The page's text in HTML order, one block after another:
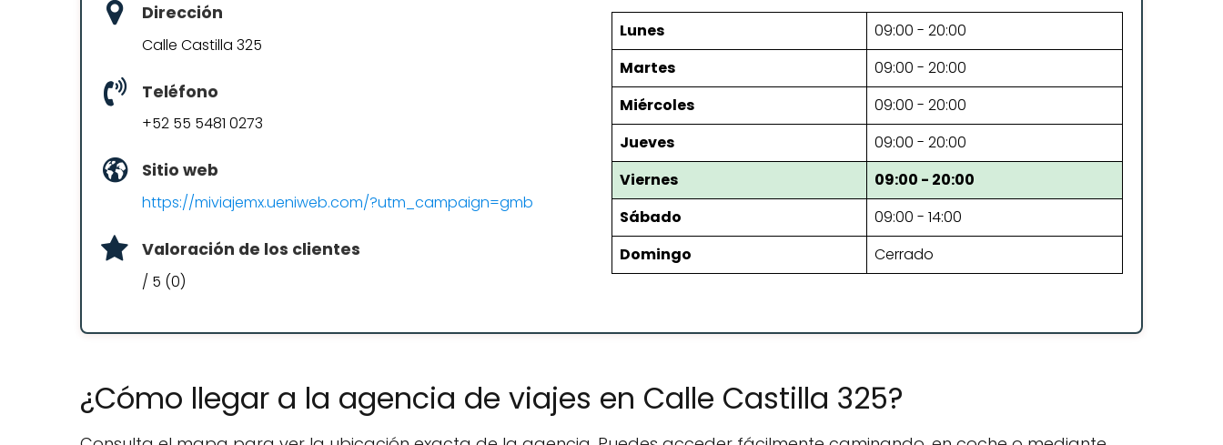
Dirección
Calle Castilla 325
Teléfono
+52 55 5481 0273
Sitio web
https://miviajemx.ueniweb.com/?utm_campaign=gmb
Valoración de los clientes
/ 5 (0)
Lunes
09:00 - 20:00
Martes
09:00 - 20:00
Miércoles
09:00 - 20:00
Jueves
09:00 - 20:00
Viernes
09:00 - 20:00
Sábado
09:00 - 14:00
Domingo
Cerrado
¿Cómo llegar a la agencia de viajes en Calle Castilla 325?